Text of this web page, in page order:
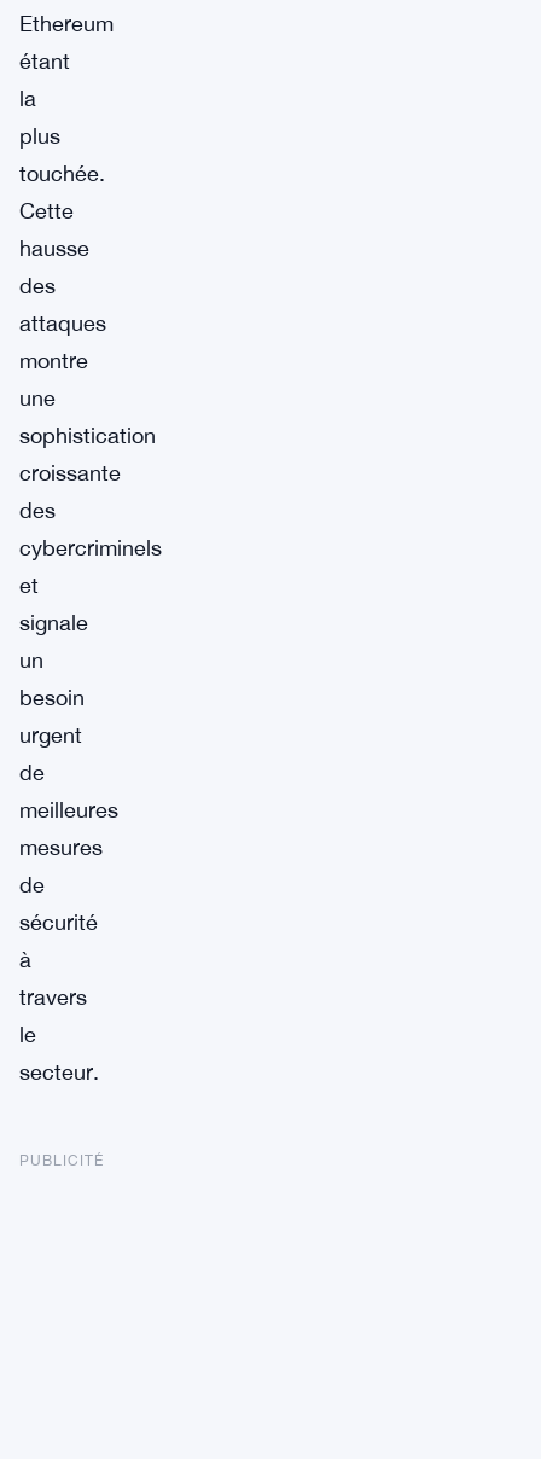
Ethereum
étant
la
plus
touchée.
Cette
hausse
des
attaques
montre
une
sophistication
croissante
des
cybercriminels
et
signale
un
besoin
urgent
de
meilleures
mesures
de
sécurité
à
travers
le
secteur.
PUBLICITÉ